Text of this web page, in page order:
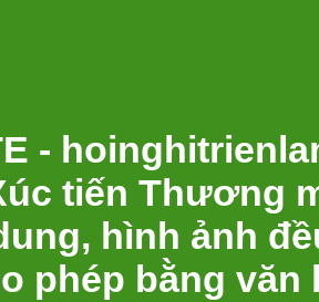
-
tiến Thương
hình ảnh
phép bằng văn